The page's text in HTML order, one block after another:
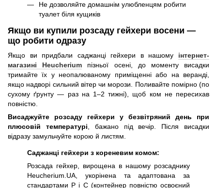
Не дозволяйте домашнім улюбленцям робити
туалет біля кущиків
Якщо ви купили розсаду гейхери восени —
що робити одразу
Якщо ви придбали саджанці гейхери в нашому інтернет-
магазині Heucherium пізньої осені, до моменту висадки
тримайте їх у неопалюваному приміщенні або на веранді,
якщо надворі сильний вітер чи морози. Поливайте помірно (по
сухому ґрунту — раз на 1–2 тижні), щоб ком не пересихав
повністю.
Висаджуйте розсаду гейхери у безвітряний день при
плюсовій температурі , бажано під вечір. Після висадки
відразу замульчуйте корою й листям.
Саджанці гейхери з кореневим комом:
Розсада гейхер, вирощена в нашому розсаднику
Heucherium.UA, укорінена та адаптована за
стандартами P і C (контейнер повністю освоєний